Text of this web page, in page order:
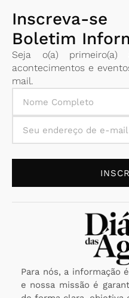
Inscreva-
Boletim
Seja o(a)
acontecimentos e
mail.
Para nós, a informação
e nossa missão é